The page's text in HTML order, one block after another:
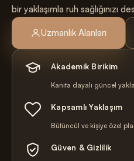
bir yaklaşımla ruh sağlığınızı
Uzmanlık Alanları
Akademik Birikim
Kanıta dayalı güncel
Kapsamlı Yaklaşım
Bütüncül ve kişiye özel
Güven & Gizlilik